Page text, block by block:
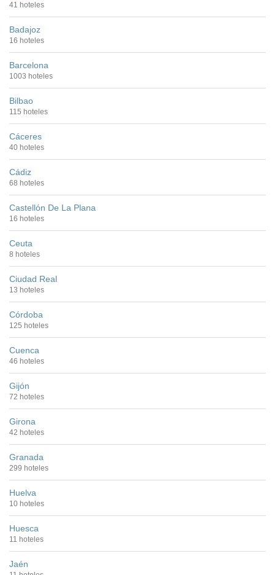
41 hoteles
Badajoz
16 hoteles
Barcelona
1003 hoteles
Bilbao
115 hoteles
Cáceres
40 hoteles
Cádiz
68 hoteles
Castellón De La Plana
16 hoteles
Ceuta
8 hoteles
Ciudad Real
13 hoteles
Córdoba
125 hoteles
Cuenca
46 hoteles
Gijón
72 hoteles
Girona
42 hoteles
Granada
299 hoteles
Huelva
10 hoteles
Huesca
11 hoteles
Jaén